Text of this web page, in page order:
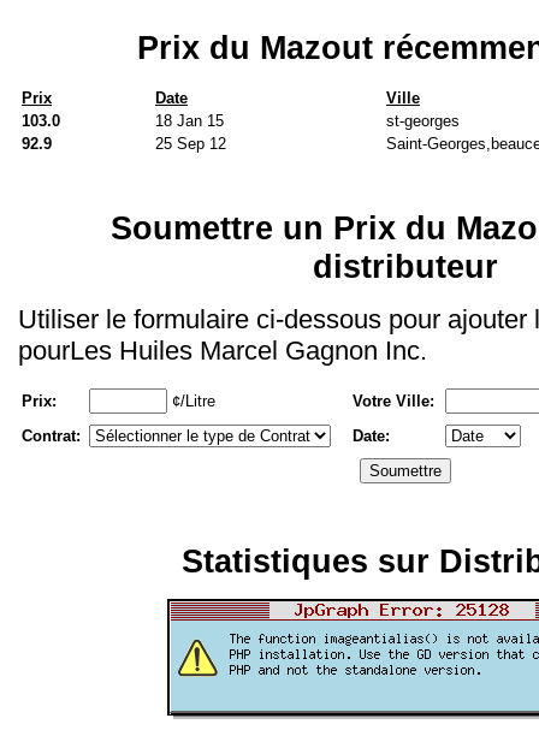
Prix du Mazout
Prix Date
Ville
103.0
18 Jan 15
st-georges
92.9
25 Sep 12 Saint-
Soumettre un Prix du
distributeur
Utiliser le formulaire ci-dessous pour ajouter
pourLes Huiles Marcel Gagnon Inc.
Prix: ¢/Litre
Votre Ville:
Contrat:
Date:
Statistiques sur